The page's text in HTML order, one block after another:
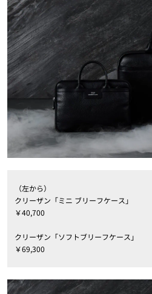
（左から）
クリーザン「ミニ ブリーフケース」
￥40,700
クリーザン「ソフトブリーフケース」
￥69,300